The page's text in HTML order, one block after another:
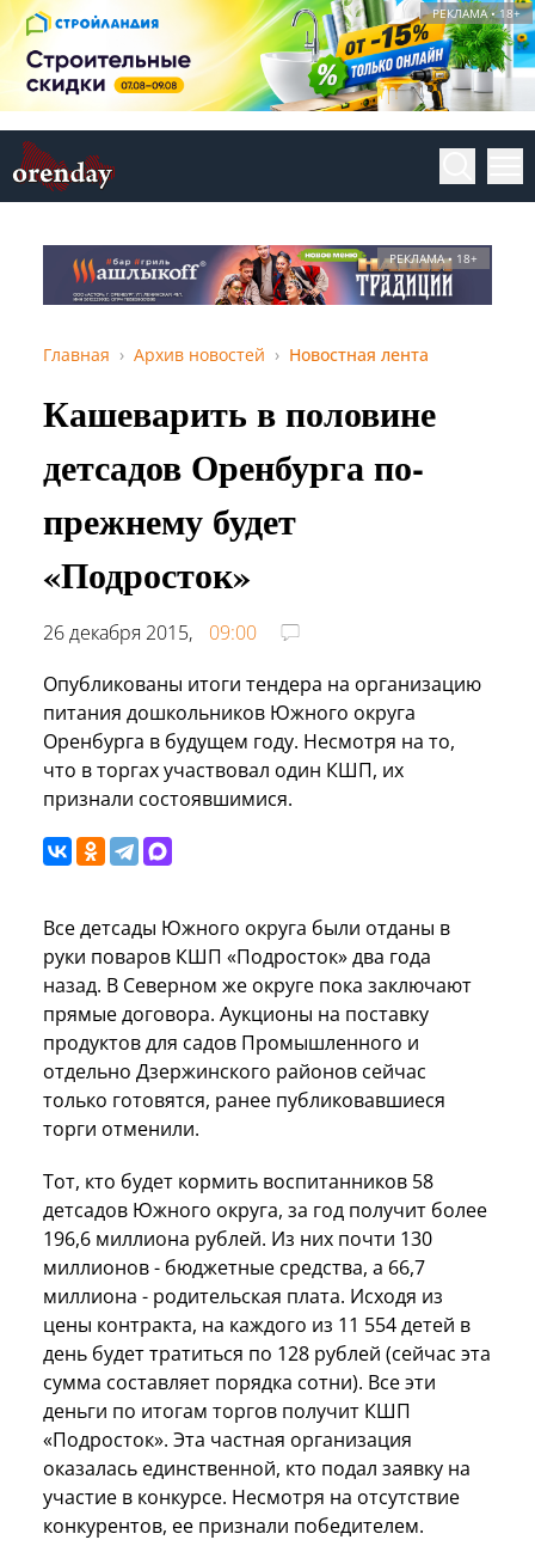
РЕКЛАМА • 18+
РЕКЛАМА • 18+
Главная Архив новостей Новостная лента
Кашеварить в половине
детсадов Оренбурга по-
прежнему будет
«Подросток»
26 декабря 2015,
09:00
Опубликованы итоги тендера на организацию
питания дошкольников Южного округа
Оренбурга в будущем году. Несмотря на то,
что в торгах участвовал один КШП, их
признали состоявшимися.
Все детсады Южного округа были отданы в
руки поваров КШП «Подросток» два года
назад. В Северном же округе пока заключают
прямые договора. Аукционы на поставку
продуктов для садов Промышленного и
отдельно Дзержинского районов сейчас
только готовятся, ранее публиковавшиеся
торги отменили.
Тот, кто будет кормить воспитанников 58
детсадов Южного округа, за год получит более
196,6 миллиона рублей. Из них почти 130
миллионов - бюджетные средства, а 66,7
миллиона - родительская плата. Исходя из
цены контракта, на каждого из 11 554 детей в
день будет тратиться по 128 рублей (сейчас эта
сумма составляет порядка сотни). Все эти
деньги по итогам торгов получит КШП
«Подросток». Эта частная организация
оказалась единственной, кто подал заявку на
участие в конкурсе. Несмотря на отсутствие
конкурентов, ее признали победителем.